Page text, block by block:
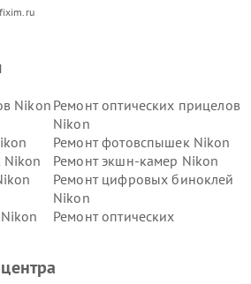
Nikon Ремонт оптических прицелов
Nikon
Ремонт фотовспышек Nikon
Nikon
Ремонт экшн-камер Nikon
Ремонт цифровых биноклей
Nikon
Ремонт оптических